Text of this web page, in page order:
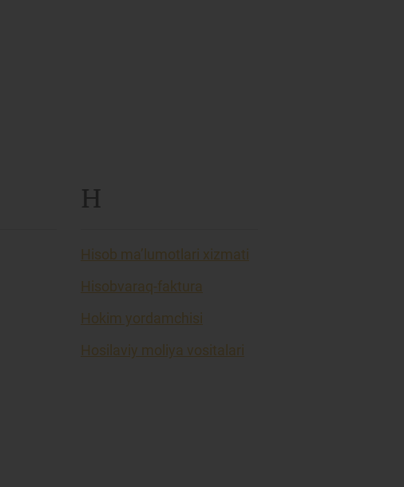
H
Hisob ma’lumotlari xizmati
Hisobvaraq-faktura
Hokim yordamchisi
Hosilaviy moliya vositalari